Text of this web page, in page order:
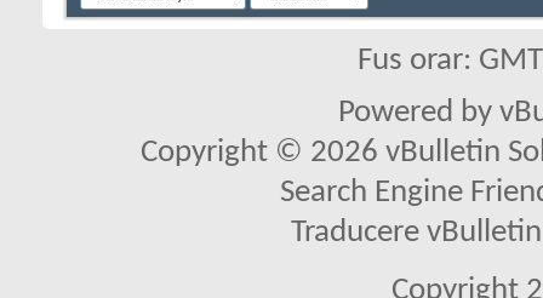
Fus orar:
Powered by
Copyright © 2026 vBulletin
Search Engine
Traducere